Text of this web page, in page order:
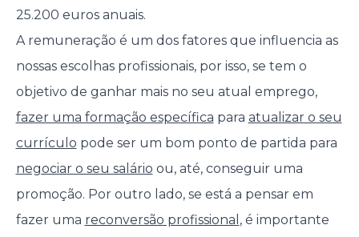
25.200 euros anuais.
A remuneração é um dos fatores que influencia as
nossas escolhas profissionais, por isso, se tem o
objetivo de ganhar mais no seu atual emprego,
fazer uma formação específica para atualizar o seu
currículo pode ser um bom ponto de partida para
negociar o seu salário ou, até, conseguir uma
promoção. Por outro lado, se está a pensar em
fazer uma reconversão profissional , é importante